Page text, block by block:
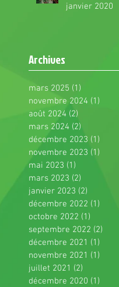
janvier 2020
Archives
mars 2025 (1)
novembre 2024 (1)
août 2024 (2)
mars 2024 (2)
décembre 2023 (1)
novembre 2023 (1)
mai 2023 (1)
mars 2023 (2)
janvier 2023 (2)
décembre 2022 (1)
octobre 2022 (1)
septembre 2022 (2)
décembre 2021 (1)
novembre 2021 (1)
juillet 2021 (2)
décembre 2020 (1)